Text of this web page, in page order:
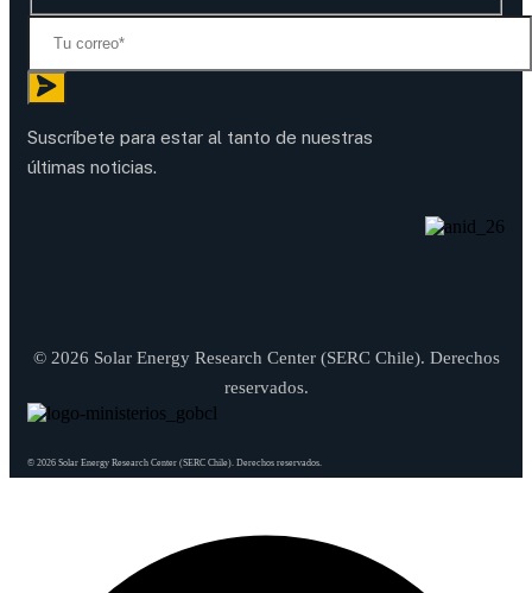
Suscríbete para estar al tanto de nuestras
últimas noticias.
© 2026 Solar Energy Research Center (SERC Chile). Derechos
reservados.
© 2026 Solar Energy Research Center (SERC Chile). Derechos reservados.